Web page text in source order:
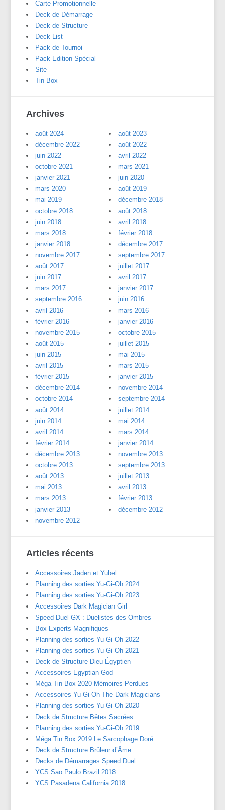
Carte Promotionnelle
Deck de Démarrage
Deck de Structure
Deck List
Pack de Tournoi
Pack Edition Spécial
Site
Tin Box
Archives
août 2024
août 2023
décembre 2022
août 2022
juin 2022
avril 2022
octobre 2021
mars 2021
janvier 2021
juin 2020
mars 2020
août 2019
mai 2019
décembre 2018
octobre 2018
août 2018
juin 2018
avril 2018
mars 2018
février 2018
janvier 2018
décembre 2017
novembre 2017
septembre 2017
août 2017
juillet 2017
juin 2017
avril 2017
mars 2017
janvier 2017
septembre 2016
juin 2016
avril 2016
mars 2016
février 2016
janvier 2016
novembre 2015
octobre 2015
août 2015
juillet 2015
juin 2015
mai 2015
avril 2015
mars 2015
février 2015
janvier 2015
décembre 2014
novembre 2014
octobre 2014
septembre 2014
août 2014
juillet 2014
juin 2014
mai 2014
avril 2014
mars 2014
février 2014
janvier 2014
décembre 2013
novembre 2013
octobre 2013
septembre 2013
août 2013
juillet 2013
mai 2013
avril 2013
mars 2013
février 2013
janvier 2013
décembre 2012
novembre 2012
Articles récents
Accessoires Jaden et Yubel
Planning des sorties Yu-Gi-Oh 2024
Planning des sorties Yu-Gi-Oh 2023
Accessoires Dark Magician Girl
Speed Duel GX : Duelistes des Ombres
Box Experts Magnifiques
Planning des sorties Yu-Gi-Oh 2022
Planning des sorties Yu-Gi-Oh 2021
Deck de Structure Dieu Égyptien
Accessoires Egyptian God
Méga Tin Box 2020 Mémoires Perdues
Accessoires Yu-Gi-Oh The Dark Magicians
Planning des sorties Yu-Gi-Oh 2020
Deck de Structure Bêtes Sacrées
Planning des sorties Yu-Gi-Oh 2019
Méga Tin Box 2019 Le Sarcophage Doré
Deck de Structure Brûleur d’Âme
Decks de Démarrages Speed Duel
YCS Sao Paulo Brazil 2018
YCS Pasadena California 2018